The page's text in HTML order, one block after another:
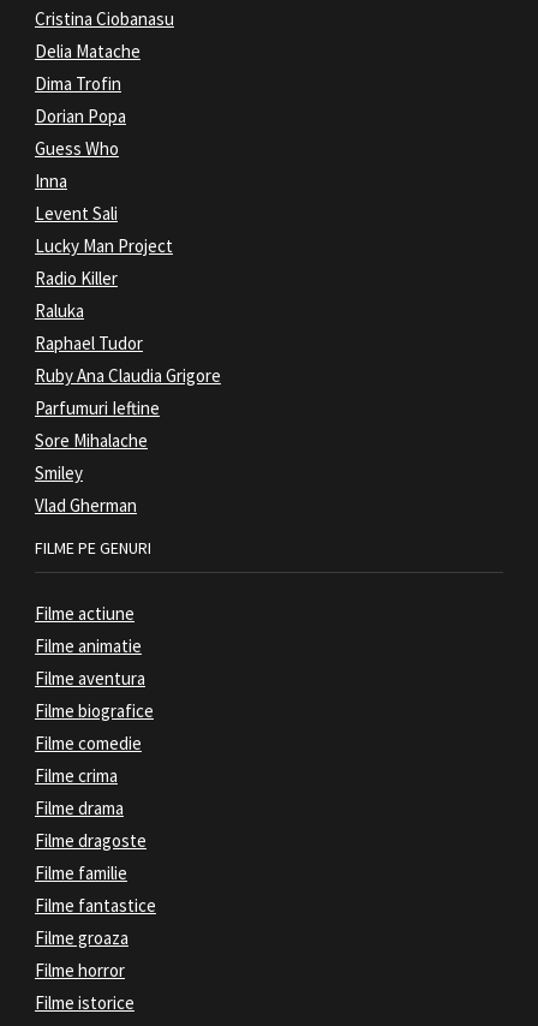
Cristina Ciobanasu
Delia Matache
Dima Trofin
Dorian Popa
Guess Who
Inna
Levent Sali
Lucky Man Project
Radio Killer
Raluka
Raphael Tudor
Ruby Ana Claudia Grigore
Parfumuri Ieftine
Sore Mihalache
Smiley
Vlad Gherman
FILME PE GENURI
Filme actiune
Filme animatie
Filme aventura
Filme biografice
Filme comedie
Filme crima
Filme drama
Filme dragoste
Filme familie
Filme fantastice
Filme groaza
Filme horror
Filme istorice